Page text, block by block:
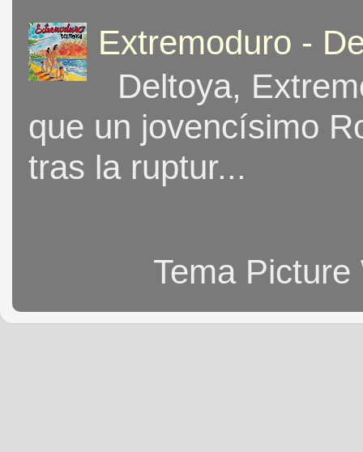
Extremoduro -
Deltoya,
que un jovencísimo
tras la ruptur...
Tema